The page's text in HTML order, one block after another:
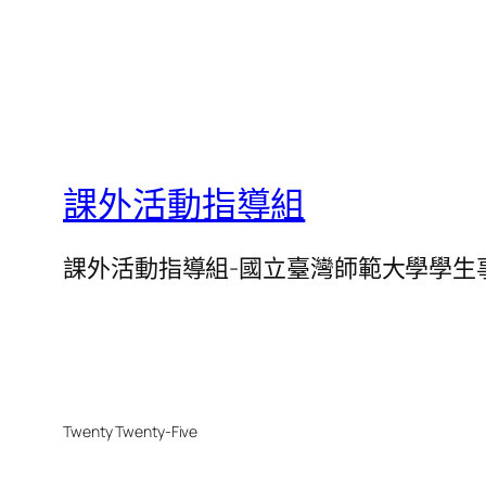
課外活動指導組
課外活動指導組-國立臺灣師範大學學生
Twenty Twenty-Five